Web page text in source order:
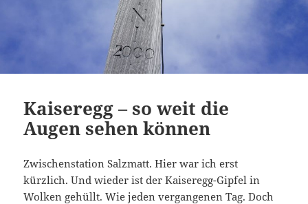
Kaiseregg – so weit die
Augen sehen können
Zwischenstation Salzmatt. Hier war ich erst
kürzlich. Und wieder ist der Kaiseregg-Gipfel in
Wolken gehüllt. Wie jeden vergangenen Tag. Doch